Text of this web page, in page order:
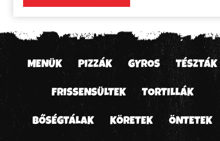
MENÜK PIZZÁK GYROS TÉSZTÁK
FRISSENSÜLTEK TORTILLÁK
BŐSÉGTÁLAK KÖRETEK ÖNTETEK